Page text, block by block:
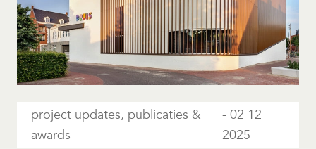
project updates, publicaties &
awards
02 12
2025